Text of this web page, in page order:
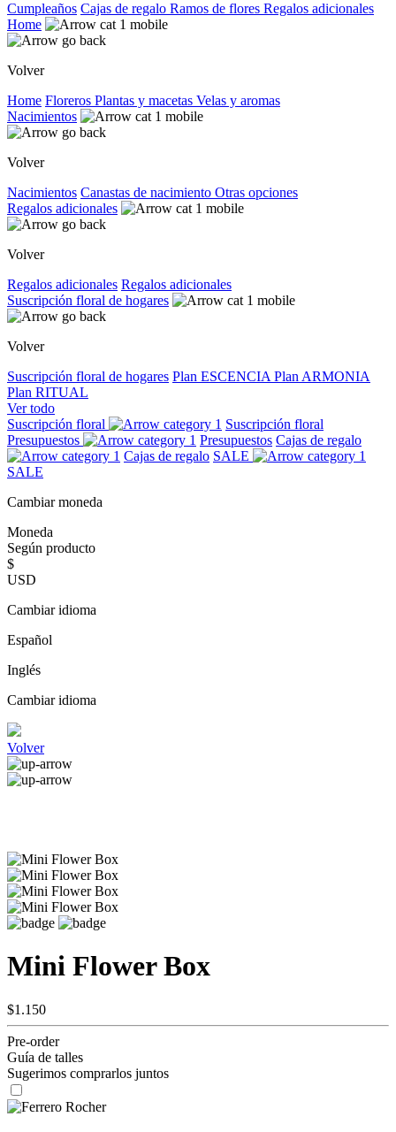
Cumpleaños Cajas de regalo Ramos de flores Regalos adicionales
Home
Volver
Home Floreros Plantas y macetas Velas y aromas
Nacimientos
Volver
Nacimientos Canastas de nacimiento Otras opciones
Regalos adicionales
Volver
Regalos adicionales Regalos adicionales
Suscripción floral de hogares
Volver
Suscripción floral de hogares Plan ESCENCIA Plan ARMONIA
Plan RITUAL
Ver todo
Suscripción floral
Suscripción floral
Presupuestos
Presupuestos Cajas de regalo
Cajas de regalo SALE
SALE
Cambiar moneda
Moneda
Según producto
$
USD
Cambiar idioma
Español
Inglés
Cambiar idioma
Volver
Mini Flower Box
$1.150
Pre-order
Guía de talles
Sugerimos comprarlos juntos